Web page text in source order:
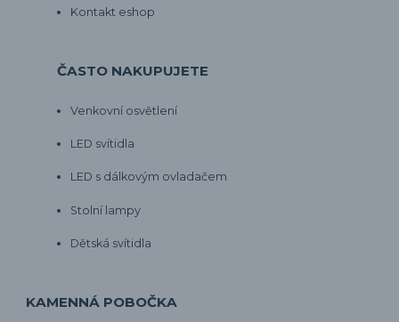
Kontakt eshop
ČASTO NAKUPUJETE
Venkovní osvětlení
LED svítidla
LED s dálkovým ovladačem
Stolní lampy
Dětská svítidla
KAMENNÁ POBOČKA